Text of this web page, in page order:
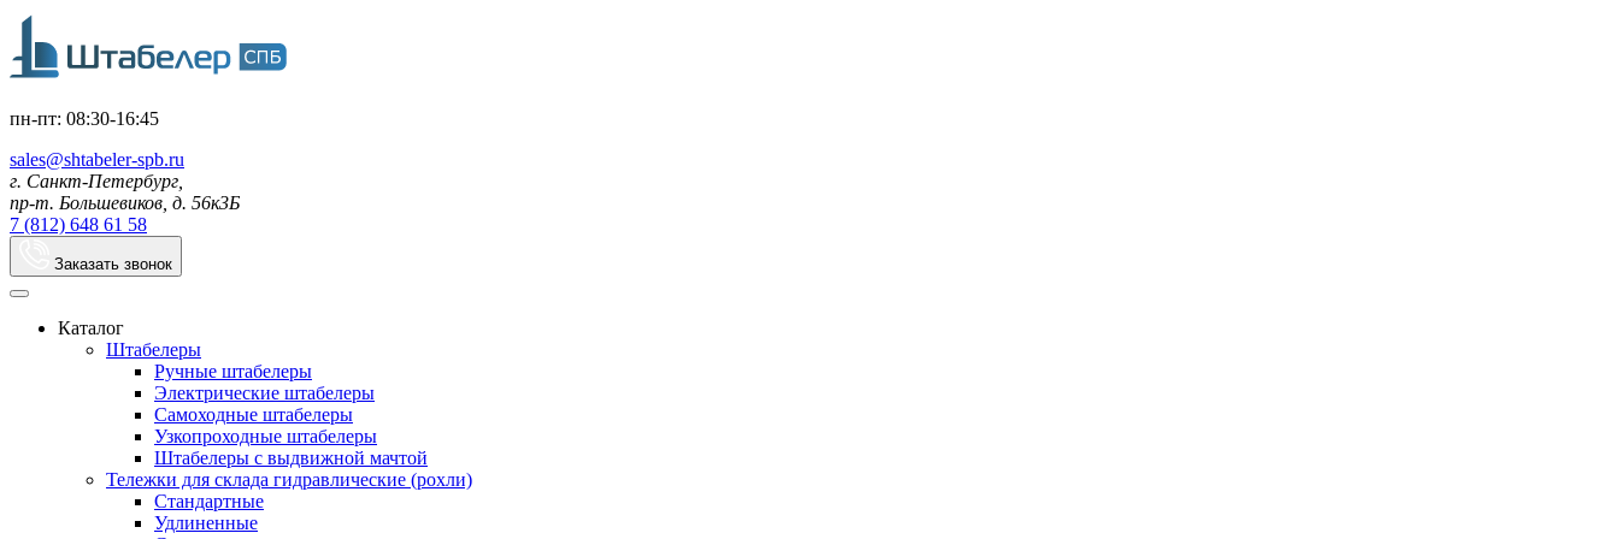
пн-пт: 08:30-16:45
sales@shtabeler-spb.ru
г. Санкт-Петербург,
пр-т. Большевиков, д. 56к3Б
7 (812) 648 61 58
Заказать звонок
Каталог
Штабелеры
Ручные штабелеры
Электрические штабелеры
Самоходные штабелеры
Узкопроходные штабелеры
Штабелеры с выдвижной мачтой
Тележки для склада гидравлические (рохли)
Стандартные
Удлиненные